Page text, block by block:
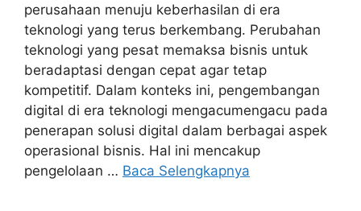
perusahaan menuju keberhasilan di era
teknologi yang terus berkembang. Perubahan
teknologi yang pesat memaksa bisnis untuk
beradaptasi dengan cepat agar tetap
kompetitif. Dalam konteks ini, pengembangan
digital di era teknologi mengacumengacu pada
penerapan solusi digital dalam berbagai aspek
operasional bisnis. Hal ini mencakup
pengelolaan … Baca Selengkapnya